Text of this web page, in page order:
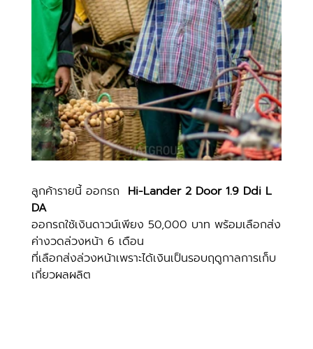
ลูกค้ารายนี้ ออกรถ Hi-Lander 2 Door 1.9 Ddi L
DA
ออกรถใช้เงินดาวน์เพียง 50,000 บาท พร้อมเลือกส่ง
ค่างวดล่วงหน้า 6 เดือน
ที่เลือกส่งล่วงหน้าเพราะได้เงินเป็นรอบฤดูกาลการเก็บ
เกี่ยวผลผลิต